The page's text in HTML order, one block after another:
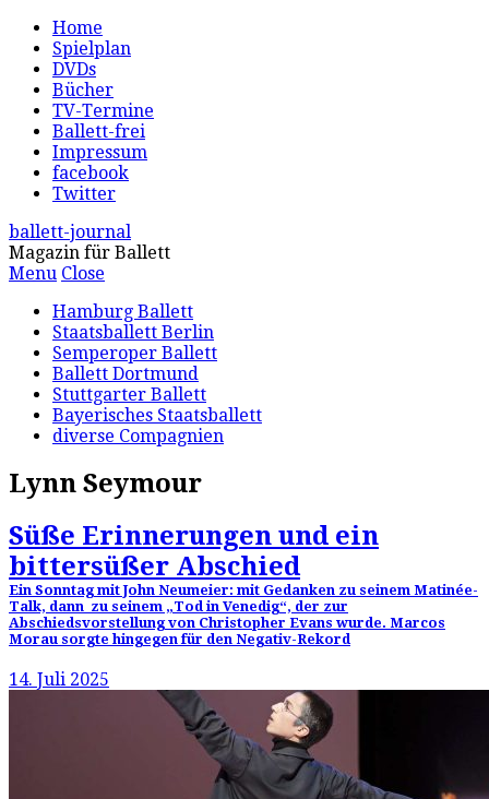
Home
Spielplan
DVDs
Bücher
TV-Termine
Ballett-frei
Impressum
facebook
Twitter
ballett-journal
Magazin für Ballett
Menu Close
Hamburg Ballett
Staatsballett Berlin
Semperoper Ballett
Ballett Dortmund
Stuttgarter Ballett
Bayerisches Staatsballett
diverse Compagnien
Lynn Seymour
Süße Erinnerungen und ein
bittersüßer Abschied
Ein Sonntag mit John Neumeier: mit Gedanken zu seinem Matinée-
Talk, dann zu seinem „Tod in Venedig“, der zur
Abschiedsvorstellung von Christopher Evans wurde. Marcos
Morau sorgte hingegen für den Negativ-Rekord
14. Juli 2025